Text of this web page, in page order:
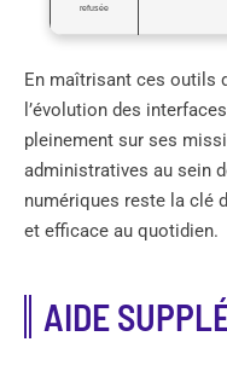
refusée
En maîtrisant ces outils
l’évolution des
pleinement sur ses
administratives au sein
numériques reste la clé
et efficace au quotidien.
AIDE